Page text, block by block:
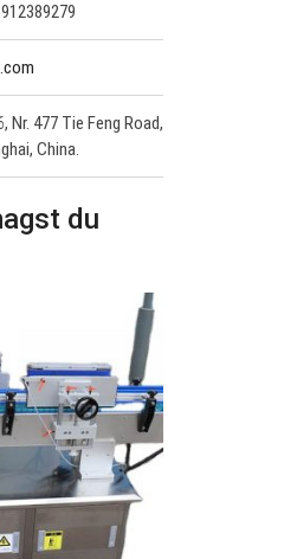
Nr. 477 Tie Feng Road,
China.
du